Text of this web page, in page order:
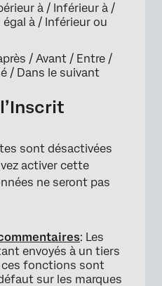
à / Inférieur à /
égal à / Inférieur ou
/ Avant / Entre /
/ Dans le suivant
sont désactivées
activer cette
ne seront pas
: Les
envoyés à un tiers
fonctions sont
sur les marques